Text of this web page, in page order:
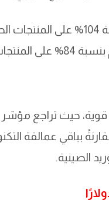
وقد أدى قرار ترامب بفرض رسوم
الأزمة.
بباقي عمالقة
الصينية.